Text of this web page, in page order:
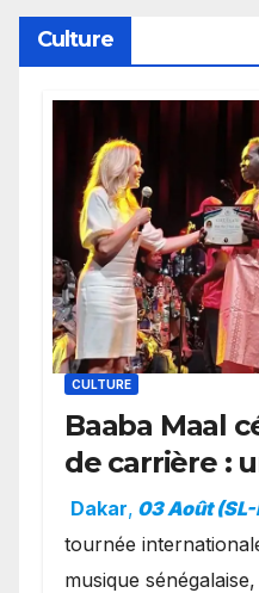
Culture
CULTURE
Baaba Maal
de carrière :
exceptionnel
présence de
royale.
Dakar, 03 Août (SL-
tournée
musique